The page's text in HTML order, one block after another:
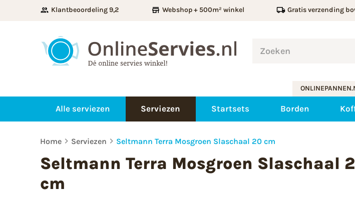
Klantbeoordeling 9,2 Webshop + 500m² winkel Gratis verzending
Alle serviezen Serviezen Startsets Borden
Home Serviezen Seltmann Terra Mosgroen Slaschaal 20 cm
Seltmann Terra Mosgroen Slaschaal
cm